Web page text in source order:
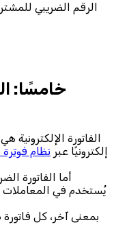
الرقم الضريبي
خامسًا:
الفاتورة
إلكترونيًا عبر نظام
أما الفاتورة
يُستخدم في المعاملات
بمعنى آخر، كل